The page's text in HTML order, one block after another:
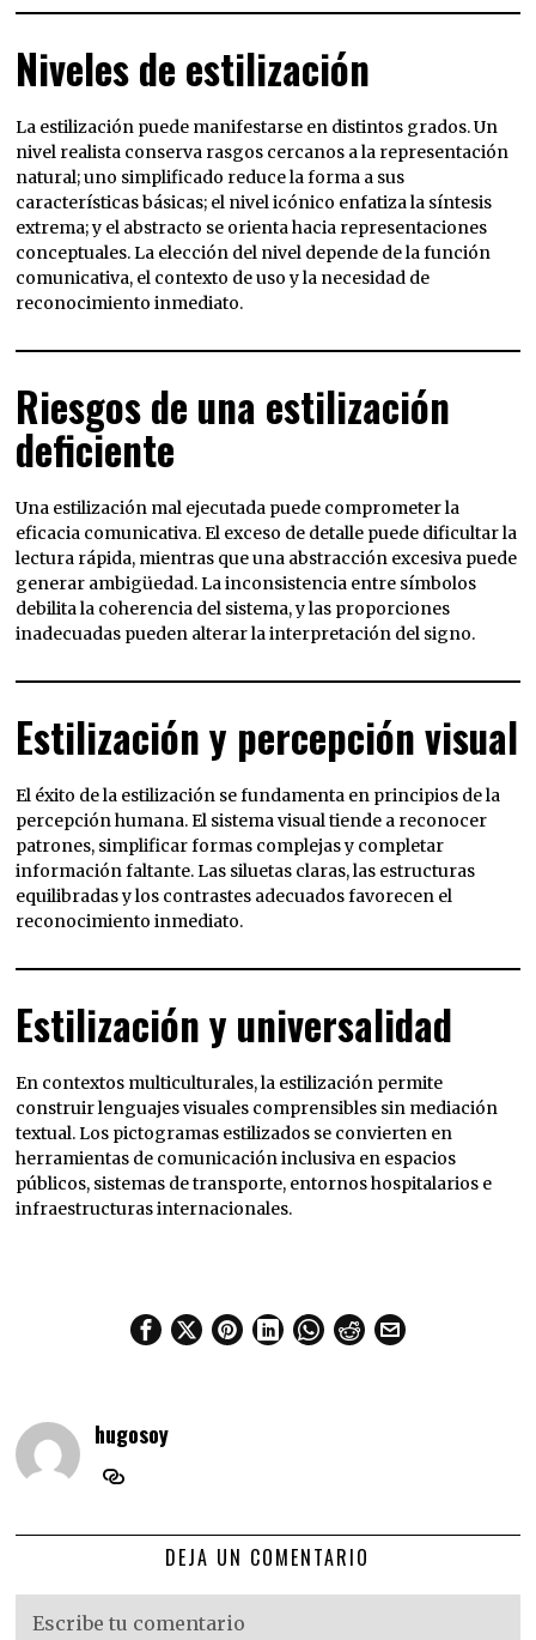
Niveles de estilización
La estilización puede manifestarse en distintos grados. Un
nivel realista conserva rasgos cercanos a la representación
natural; uno simplificado reduce la forma a sus
características básicas; el nivel icónico enfatiza la síntesis
extrema; y el abstracto se orienta hacia representaciones
conceptuales. La elección del nivel depende de la función
comunicativa, el contexto de uso y la necesidad de
reconocimiento inmediato.
Riesgos de una estilización
deficiente
Una estilización mal ejecutada puede comprometer la
eficacia comunicativa. El exceso de detalle puede dificultar la
lectura rápida, mientras que una abstracción excesiva puede
generar ambigüedad. La inconsistencia entre símbolos
debilita la coherencia del sistema, y las proporciones
inadecuadas pueden alterar la interpretación del signo.
Estilización y percepción visual
El éxito de la estilización se fundamenta en principios de la
percepción humana. El sistema visual tiende a reconocer
patrones, simplificar formas complejas y completar
información faltante. Las siluetas claras, las estructuras
equilibradas y los contrastes adecuados favorecen el
reconocimiento inmediato.
Estilización y universalidad
En contextos multiculturales, la estilización permite
construir lenguajes visuales comprensibles sin mediación
textual. Los pictogramas estilizados se convierten en
herramientas de comunicación inclusiva en espacios
públicos, sistemas de transporte, entornos hospitalarios e
infraestructuras internacionales.
hugosoy
DEJA UN COMENTARIO